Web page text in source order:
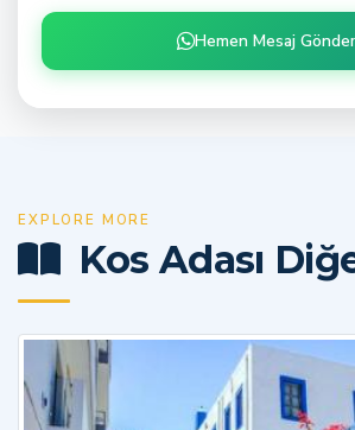
Hemen Mesaj Gönder
EXPLORE MORE
Kos Adası